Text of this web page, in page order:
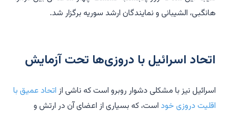
هانگبی، الشیبانی و نمایندگان ارشد سوریه برگزار شد.
اتحاد اسرائیل با دروزی‌ها تحت آزمایش
اسرائیل نیز با مشکلی دشوار روبرو است که ناشی از اتحاد عمیق با
اقلیت دروزی خود است، که بسیاری از اعضای آن در ارتش و